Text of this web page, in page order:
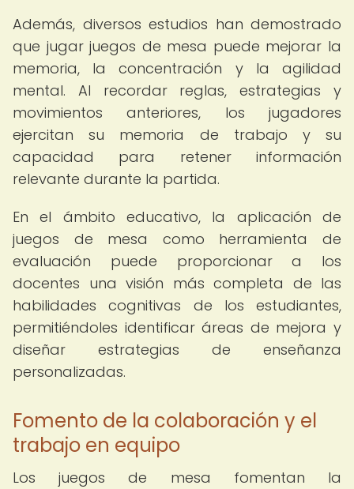
Además, diversos estudios han demostrado
que jugar juegos de mesa puede mejorar la
memoria, la concentración y la agilidad
mental. Al recordar reglas, estrategias y
movimientos anteriores, los jugadores
ejercitan su memoria de trabajo y su
capacidad para retener información
relevante durante la partida.
En el ámbito educativo, la aplicación de
juegos de mesa como herramienta de
evaluación puede proporcionar a los
docentes una visión más completa de las
habilidades cognitivas de los estudiantes,
permitiéndoles identificar áreas de mejora y
diseñar estrategias de enseñanza
personalizadas.
Fomento de la colaboración y el
trabajo en equipo
Los juegos de mesa fomentan la